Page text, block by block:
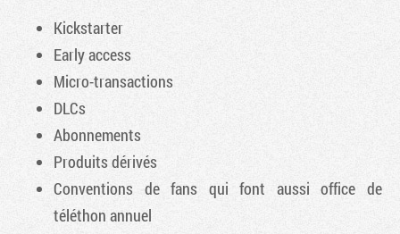
Kickstarter
Early access
Micro-transactions
DLCs
Abonnements
Produits dérivés
Conventions de fans qui font aussi office de
téléthon annuel